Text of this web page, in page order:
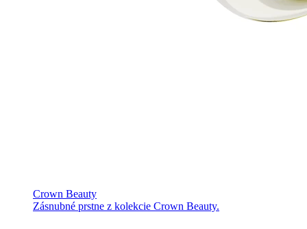
Crown Beauty
Zásnubné prstne z kolekcie Crown Beauty.